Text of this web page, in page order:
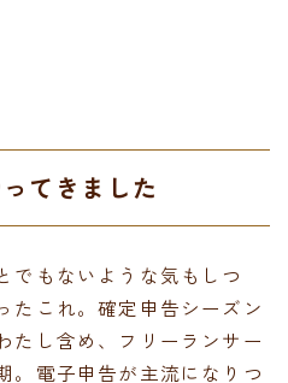
てきました
でもないような気もしつ
たこれ。確定申告シーズン
たし含め、フリーランサー
。電子申告が主流になりつ